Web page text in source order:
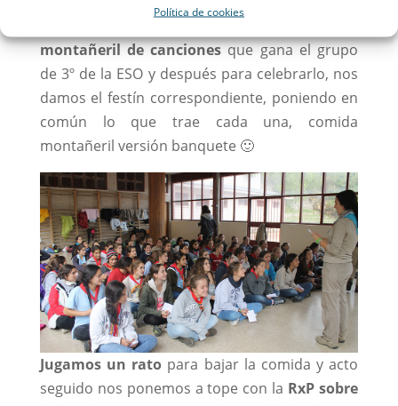
Política de cookies
montañeril de cancionesque gana el grupo
de 3º de la ESO y después para celebrarlo, nos
damos el festín correspondiente, poniendo en
común lo que trae cada una, comida
montañeril versión banquete 🙂
Jugamos un rato para bajar la comida y acto
seguido nos ponemos a tope con la RxP sobre